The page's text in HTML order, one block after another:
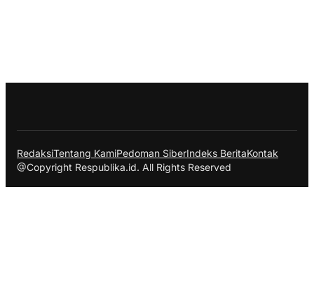
RedaksiTentang KamiPedoman SiberIndeks BeritaKontak
@Copyright Respublika.id. All Rights Reserved